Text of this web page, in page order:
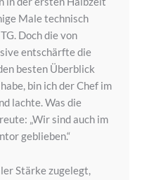
Male technisch
Doch die von
entschärfte die
besten Überblick
bin ich der Chef im
lachte. Was die
„Wir sind auch im
geblieben.“
Stärke zugelegt,